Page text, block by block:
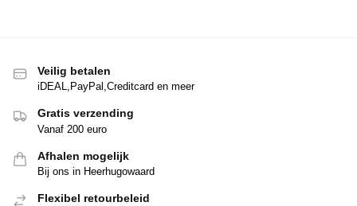
Veilig betalen
iDEAL,PayPal,Creditcard en meer
Gratis verzending
Vanaf 200 euro
Afhalen mogelijk
Bij ons in Heerhugowaard
Flexibel retourbeleid